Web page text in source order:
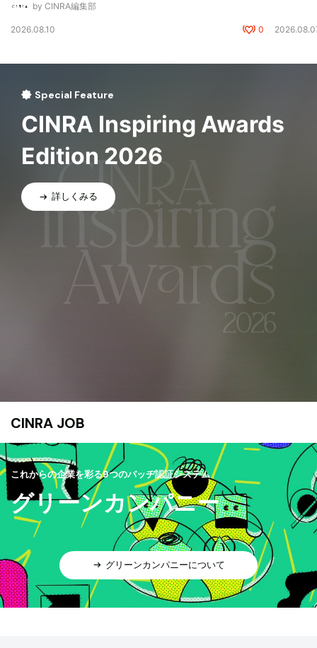
by CINRA編集部
2026.08.10 0
Special Feature
CINRA Inspiring Awards
Edition 2026
詳しくみる
CINRA JOB
これからの企業を彩る9つのバッヂ認証システム
グリーンカンパニー
グリーンカンパニーについて